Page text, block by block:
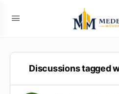
Discussions tagged